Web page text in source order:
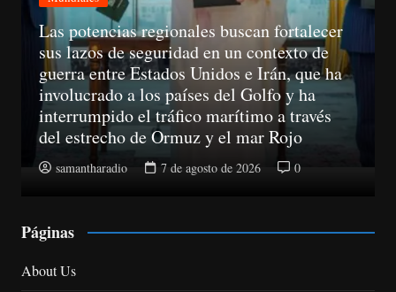
Mundiales
A partir del 11 de agosto, las empresas ya
no podrán llamar a un consumidor sin haber
obtenido su consentimiento previo
samantharadio 7 de agosto de 2026 0
Páginas
About Us